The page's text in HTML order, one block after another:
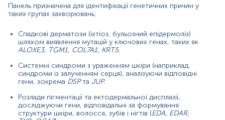
Діапазон вимірювань
Показання до призначення
Захворювання кератинізації та бар’єрної функції
Аутосомно-рецесивний вроджений Іхтіоз (ARCI)
Вроджена Іхтіозиформна Еритродермія (CIE)
Іхтіоз Гарлекіна (Harlequin Ichthyosis)
Панель призначена для ідентифікації генетичних причин у
таких групах захворювань:
Спадкові дерматози (іхтіоз, бульозний епідермоліз)
шляхом виявлення мутацій у ключових генах, таких як
ALOXE3, TGM1, COL7A1, KRT5.
Системні синдроми з ураженням шкіри (наприклад,
синдроми із залученням серця), аналізуючи відповідні
гени, зокрема DSPта JUP.
Розлади пігментації та ектодермальної дисплазії,
досліджуючи гени, відповідальні за формування
структури шкіри, волосся, зубів і нігтів (EDA, EDAR,